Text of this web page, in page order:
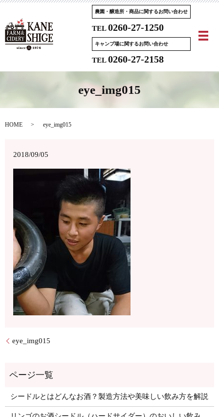
農園・醸造所・商品に関するお問い合わせ
TEL0260-27-1250
キャンプ場に関するお問い合わせ
TEL0260-27-2158
メ
eye_img015
HOME eye_img015
2018/09/05
eye_img015
シードルとはどんなお酒？製造方法や美味しい飲み方を解説